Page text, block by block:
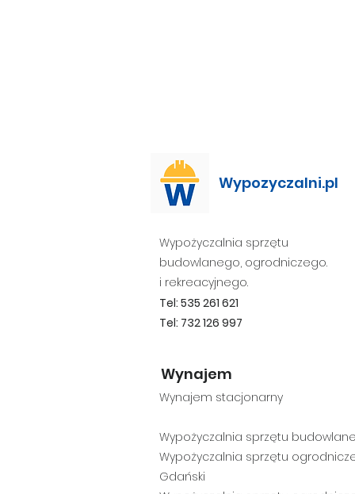
Wypozyczalni.pl
Wypożyczalnia sprzętu
budowlanego, ogrodniczego.
i rekreacyjnego.
Tel: 535 261 621
Tel: 732 126 997
Wynajem
Wynajem stacjonarny
Wypożyczalnia sprzętu
Wypożyczalnia sprzętu
Gdański